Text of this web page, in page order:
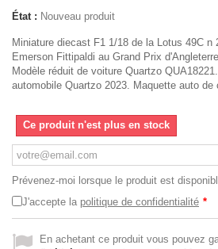
État : Nouveau produit
Miniature diecast F1 1/18 de la Lotus 49C n
Emerson Fittipaldi au Grand Prix
Modèle réduit de voiture Quartzo
automobile Quartzo 2023. Maquette auto de
Ce produit n'est plus en stock
Prévenez-moi lorsque le produit est
J'accepte la politique de confidentialité *
En achetant ce produit vous pouvez